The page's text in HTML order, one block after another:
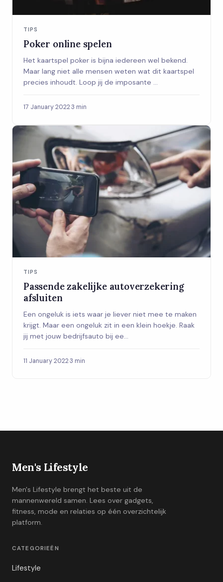
TIPS
Poker online spelen
Het kaartspel poker is bijna iedereen wel bekend.
Maar lang niet alle mensen weten wat dit kaartspel
precies inhoudt. Loop jij de imposante ...
17 January 2022·3 min
TIPS
Passende zakelijke autoverzekering
afsluiten
Een ongeluk is iets waar je liever niet mee te maken
krijgt. Maar een ongeluk zit in een klein hoekje. Raak
jij met jouw bedrijfsauto bij ee...
11 January 2022·3 min
Men's Lifestyle
Men's Lifestyle brengt het beste uit de
mannenwereld samen. Lees over gadgets,
fitness, mode en relaties op één overzichtelijk
platform.
CATEGORIEËN
Lifestyle